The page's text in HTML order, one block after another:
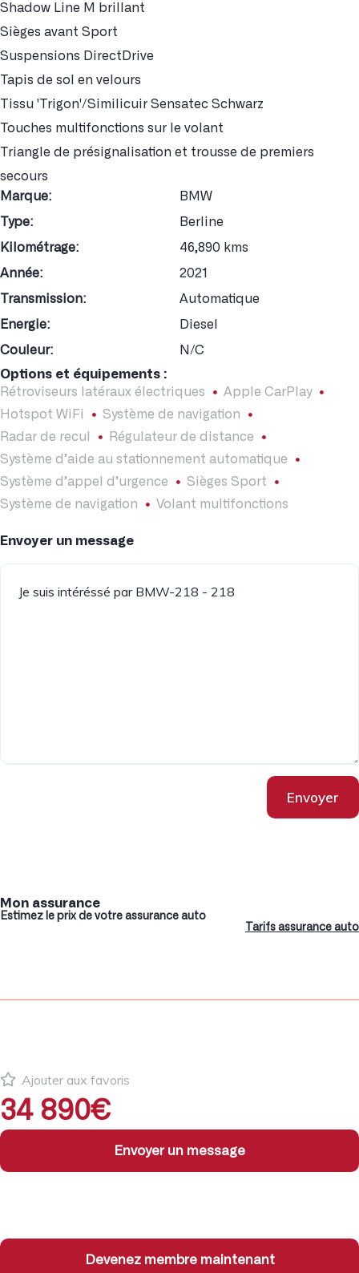
Shadow Line M brillant
Sièges avant Sport
Suspensions DirectDrive
Tapis de sol en velours
Tissu 'Trigon'/Similicuir Sensatec Schwarz
Touches multifonctions sur le volant
Triangle de présignalisation et trousse de premiers
secours
Marque:
BMW
Type:
Berline
Kilométrage:
46,890 kms
Année:
2021
Transmission:
Automatique
Energie:
Diesel
Couleur:
N/C
Options et équipements :
Rétroviseurs latéraux électriques
Apple CarPlay
Hotspot WiFi
Système de navigation
Radar de recul
Régulateur de distance
Système d’aide au stationnement automatique
Système d’appel d’urgence
Sièges Sport
Système de navigation
Volant multifonctions
Envoyer un message
Envoyer
Mon assurance
Estimez le prix de votre assurance auto
Tarifs assurance auto
Ajouter aux favoris
34 890€
Envoyer un message
Devenez membre maintenant